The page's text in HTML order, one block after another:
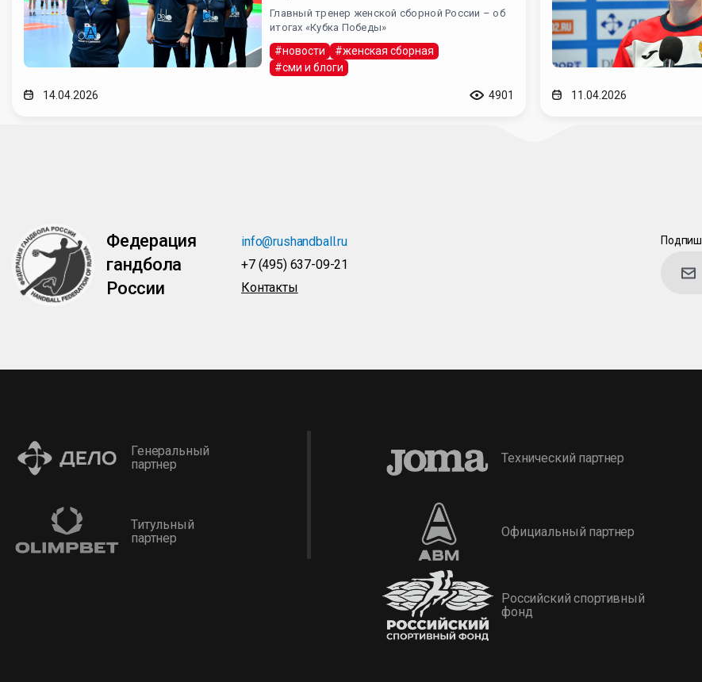
Главный тренер женской сборной России – об
итогах «Кубка Победы»
#новости
#женская сборная
#сми и блоги
14.04.2026 4901 11.04.2026
Федерация
гандбола
России
info@rushandball.ru
+7 (495) 637-09-21
Контакты
Генеральный
партнер
Титульный
партнер
Технический партнер
Официальный партнер
Российский спортивный
фонд